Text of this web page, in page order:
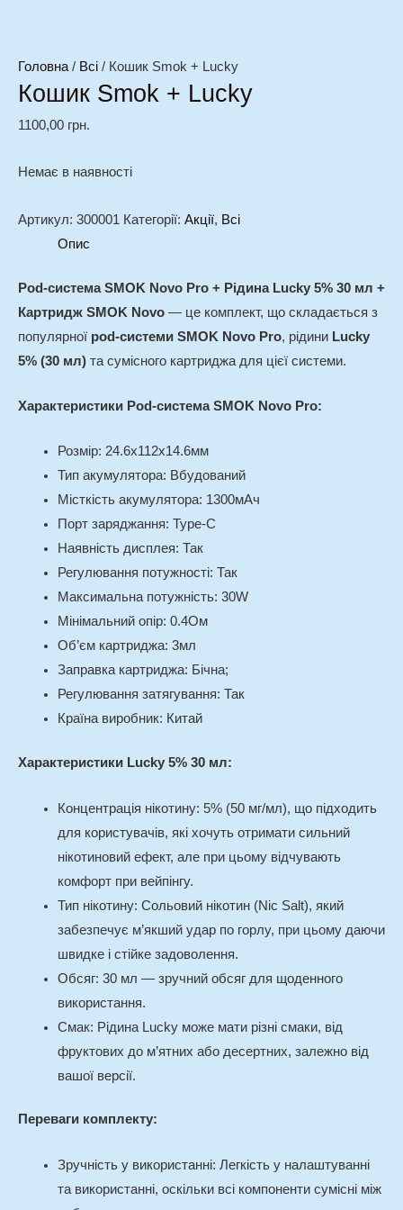
Головна/ Всі / Кошик Smok + Lucky
Кошик Smok + Lucky
1100,00 грн.
Немає в наявності
Артикул: 300001 Категорії: Акції, Всі
Опис
Pod-система SMOK Novo Pro + Рідина Lucky 5% 30 мл +
Картридж SMOK Novo — це комплект, що складається з
популярної pod-системи SMOK Novo Pro, рідини Lucky
5% (30 мл) та сумісного картриджа для цієї системи.
Характеристики Pod-система SMOK Novo Pro:
Розмір: 24.6х112х14.6мм
Тип акумулятора: Вбудований
Місткість акумулятора: 1300мАч
Порт заряджання: Type-C
Наявність дисплея: Так
Регулювання потужності: Так
Максимальна потужність: 30W
Мінімальний опір: 0.4Ом
Об’єм картриджа: 3мл
Заправка картриджа: Бічна;
Регулювання затягування: Так
Країна виробник: Китай
Характеристики Lucky 5% 30 мл:
Концентрація нікотину: 5% (50 мг/мл), що підходить
для користувачів, які хочуть отримати сильний
нікотиновий ефект, але при цьому відчувають
комфорт при вейпінгу.
Тип нікотину: Сольовий нікотин (Nic Salt), який
забезпечує м’якший удар по горлу, при цьому даючи
швидке і стійке задоволення.
Обсяг: 30 мл — зручний обсяг для щоденного
використання.
Смак: Рідина Lucky може мати різні смаки, від
фруктових до м’ятних або десертних, залежно від
вашої версії.
Переваги комплекту:
Зручність у використанні: Легкість у налаштуванні
та використанні, оскільки всі компоненти сумісні між